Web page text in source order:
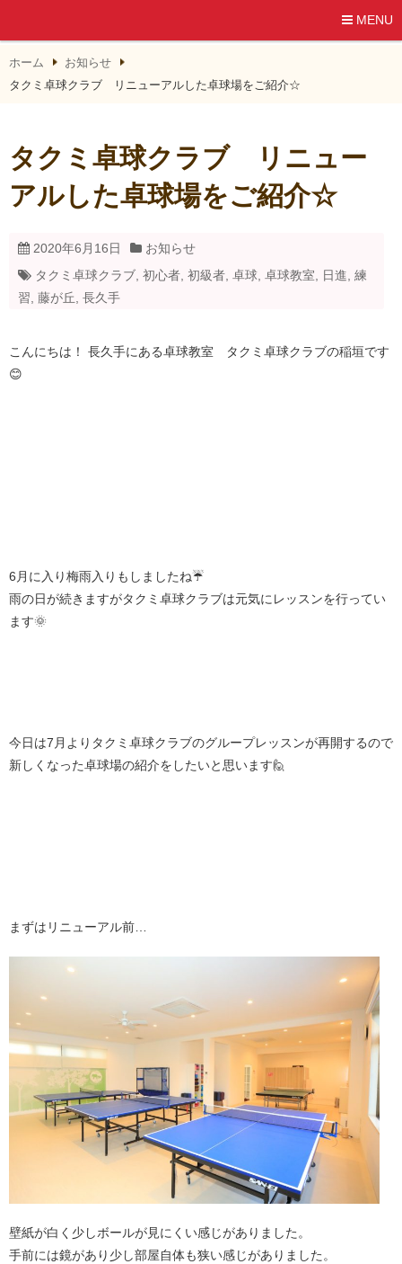
MENU
ホーム
お知らせ
タクミ卓球クラブ リニューアルした卓球場をご紹介☆
タクミ卓球クラブ リニュー
アルした卓球場をご紹介☆
2020年6月16日
お知らせ
タクミ卓球クラブ 初心者 初級者 卓球 卓球教室 日進 練
習 藤が丘 長久手
こんにちは！ 長久手にある卓球教室 タクミ卓球クラブの稲垣です
😊
6月に入り梅雨入りもしましたね☔
雨の日が続きますがタクミ卓球クラブは元気にレッスンを行ってい
ます🌞
今日は7月よりタクミ卓球クラブのグループレッスンが再開するので
新しくなった卓球場の紹介をしたいと思います🙋
まずはリニューアル前…
壁紙が白く少しボールが見にくい感じがありました。
手前には鏡があり少し部屋自体も狭い感じがありました。